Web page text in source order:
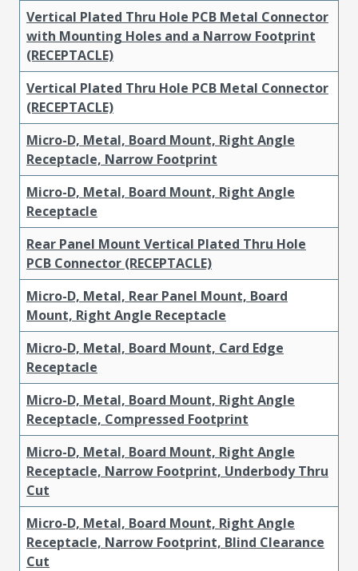
Vertical Plated Thru Hole PCB Metal Connector
with Mounting Holes and a Narrow Footprint
(RECEPTACLE)
Vertical Plated Thru Hole PCB Metal Connector
(RECEPTACLE)
Micro-D, Metal, Board Mount, Right Angle
Receptacle, Narrow Footprint
Micro-D, Metal, Board Mount, Right Angle
Receptacle
Rear Panel Mount Vertical Plated Thru Hole
PCB Connector (RECEPTACLE)
Micro-D, Metal, Rear Panel Mount, Board
Mount, Right Angle Receptacle
Micro-D, Metal, Board Mount, Card Edge
Receptacle
Micro-D, Metal, Board Mount, Right Angle
Receptacle, Compressed Footprint
Micro-D, Metal, Board Mount, Right Angle
Receptacle, Narrow Footprint, Underbody Thru
Cut
Micro-D, Metal, Board Mount, Right Angle
Receptacle, Narrow Footprint, Blind Clearance
Cut